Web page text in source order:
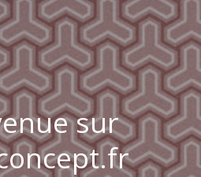
sur